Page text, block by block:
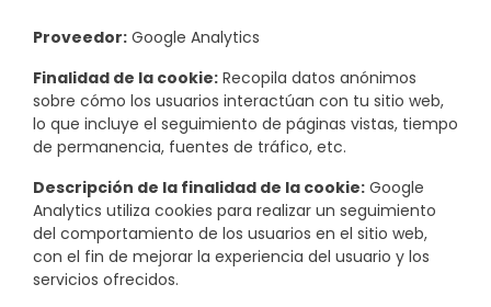
Proveedor: Google Analytics
Finalidad de la cookie: Recopila datos anónimos
sobre cómo los usuarios interactúan con tu sitio web,
lo que incluye el seguimiento de páginas vistas, tiempo
de permanencia, fuentes de tráfico, etc.
Descripción de la finalidad de la cookie: Google
Analytics utiliza cookies para realizar un seguimiento
del comportamiento de los usuarios en el sitio web,
con el fin de mejorar la experiencia del usuario y los
servicios ofrecidos.